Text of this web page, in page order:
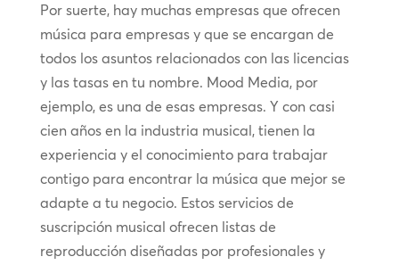
Por suerte, hay muchas empresas que ofrecen
música para empresas y que se encargan de
todos los asuntos relacionados con las licencias
y las tasas en tu nombre. Mood Media, por
ejemplo, es una de esas empresas. Y con casi
cien años en la industria musical, tienen la
experiencia y el conocimiento para trabajar
contigo para encontrar la música que mejor se
adapte a tu negocio. Estos servicios de
suscripción musical ofrecen listas de
reproducción diseñadas por profesionales y